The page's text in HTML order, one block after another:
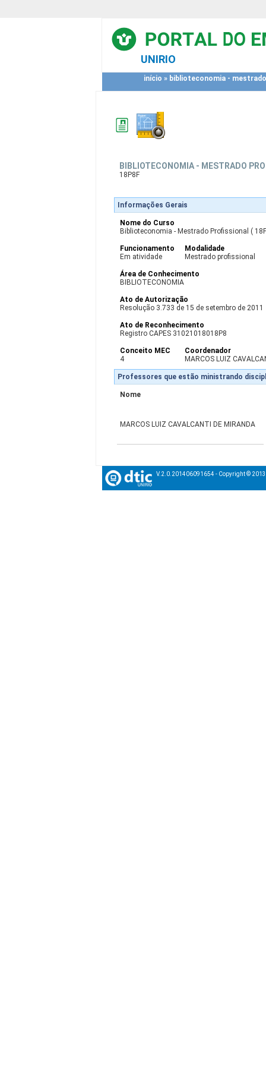
UNIRIO
início » biblioteconomia -
BIBLIOTECONOMIA - MESTRADO
18P8F
Informações Gerais
Nome do Curso
Biblioteconomia - Mestrado Profissional (
Funcionamento
Em atividade
Modalidade
Mestrado profissional
Área de Conhecimento
BIBLIOTECONOMIA
Ato de Autorização
Resolução 3.733 de 15 de setembro de 2011
Ato de Reconhecimento
Registro CAPES 31021018018P8
Conceito MEC
4
Coordenador
MARCOS LUIZ
Professores que estão ministrando
Nome
MARCOS LUIZ CAVALCANTI DE MIRANDA
V.2.0.201406091654 - Copyright ©